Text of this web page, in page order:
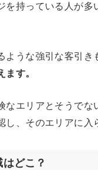
を持っている人が
うな強引な客引き
す。
なエリアとそうで
、そのエリアに入
どこ？